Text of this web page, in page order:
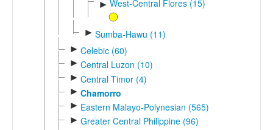
► West-Central Flores (15)
► Sumba-Hawu (11)
► Celebic (60)
► Central Luzon (10)
► Central Timor (4)
► Chamorro
► Eastern Malayo-Polynesian (565)
► Greater Central Philippine (96)